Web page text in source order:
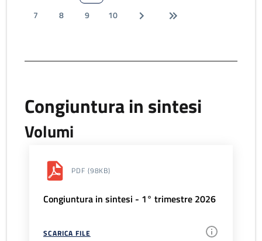
7
8 9 10
Congiuntura in sintesi
Volumi
PDF (98KB)
Congiuntura in sintesi - 1° trimestre 2026
SCARICA FILE